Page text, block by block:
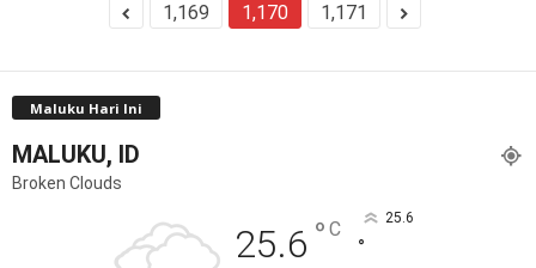
1,169 1,170 1,171
Maluku Hari Ini
MALUKU, ID
Broken Clouds
25.6 ° C 25.6
°